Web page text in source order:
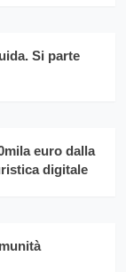
Si parte
euro dalla
digitale